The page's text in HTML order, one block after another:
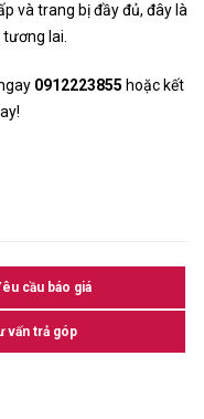
và trang bị đầy đủ, đây là
tương lai.
0912223855 hoặc kết
cầu báo giá
vấn trả góp